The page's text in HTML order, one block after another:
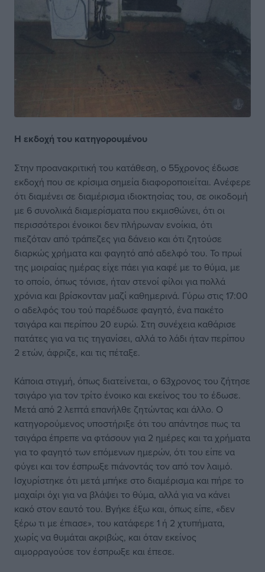
Η εκδοχή του κατηγορουμένου
Στην προανακριτική του κατάθεση, ο 55χρονος έδωσε
εκδοχή που σε κρίσιμα σημεία διαφοροποιείται. Ανέφερε
ότι διαμένει σε διαμέρισμα ιδιοκτησίας του, σε οικοδομή
με 6 συνολικά διαμερίσματα που εκμισθώνει, ότι οι
περισσότεροι ένοικοι δεν πλήρωναν ενοίκια, ότι
πιεζόταν από τράπεζες για δάνειο και ότι ζητούσε
διαρκώς χρήματα και φαγητό από αδελφό του. Το πρωί
της μοιραίας ημέρας είχε πάει για καφέ με το θύμα, με
το οποίο, όπως τόνισε, ήταν στενοί φίλοι για πολλά
χρόνια και βρίσκονταν μαζί καθημερινά. Γύρω στις 17:00
ο αδελφός του τού παρέδωσε φαγητό, ένα πακέτο
τσιγάρα και περίπου 20 ευρώ. Στη συνέχεια καθάρισε
πατάτες για να τις τηγανίσει, αλλά το λάδι ήταν περίπου
2 ετών, άφριζε, και τις πέταξε.
Κάποια στιγμή, όπως διατείνεται, ο 63χρονος του ζήτησε
τσιγάρο για τον τρίτο ένοικο και εκείνος του το έδωσε.
Μετά από 2 λεπτά επανήλθε ζητώντας και άλλο. Ο
κατηγορούμενος υποστήριξε ότι του απάντησε πως τα
τσιγάρα έπρεπε να φτάσουν για 2 ημέρες και τα χρήματα
για το φαγητό των επόμενων ημερών, ότι του είπε να
φύγει και τον έσπρωξε πιάνοντάς τον από τον λαιμό.
Ισχυρίστηκε ότι μετά μπήκε στο διαμέρισμα και πήρε το
μαχαίρι όχι για να βλάψει το θύμα, αλλά για να κάνει
κακό στον εαυτό του. Βγήκε έξω και, όπως είπε, «δεν
ξέρω τι με έπιασε», του κατάφερε 1 ή 2 χτυπήματα,
χωρίς να θυμάται ακριβώς, και όταν εκείνος
αιμορραγούσε τον έσπρωξε και έπεσε.